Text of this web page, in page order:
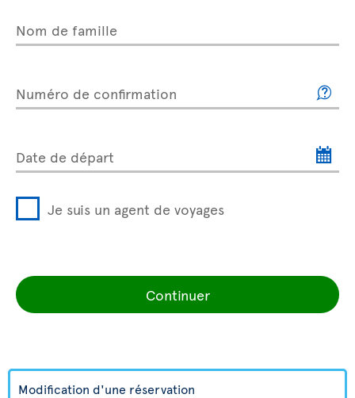
Nom de famille
Numéro de confirmation
Date de départ
Je suis un agent de voyages
Continuer
Modification d'une réservation